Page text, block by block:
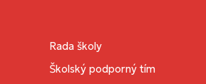
Rada školy
Školský podporný tím